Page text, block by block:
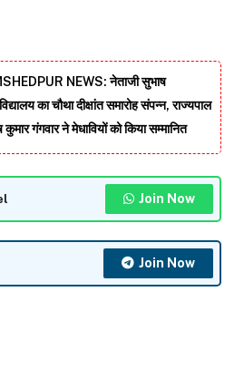
NEWS: नेताजी सुभाष
का चौथा दीक्षांत समारोह संपन्न, राज्यपाल
कुमार गंगवार ने मेधावियों को किया सम्मानित
Join Now
Join Now